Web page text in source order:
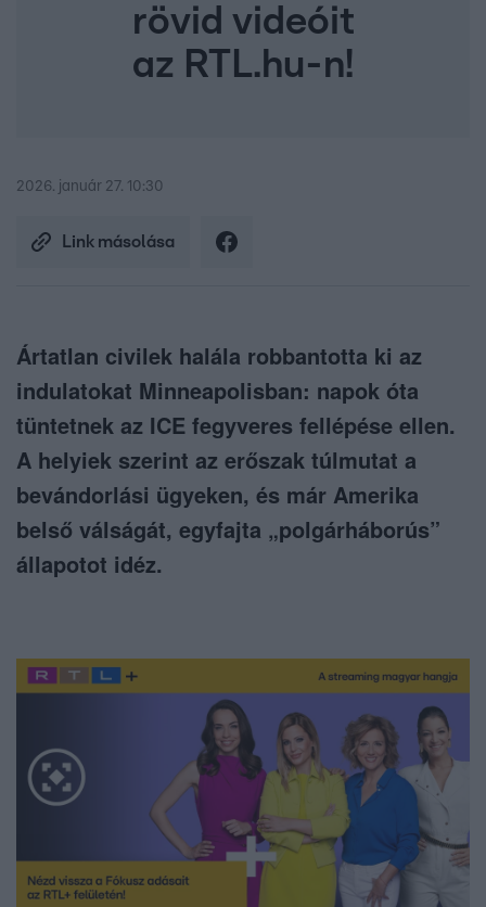
rövid videóit
az RTL.hu-n!
2026. január 27. 10:30
Link másolása
Ártatlan civilek halála robbantotta ki az
indulatokat Minneapolisban: napok óta
tüntetnek az ICE fegyveres fellépése ellen.
A helyiek szerint az erőszak túlmutat a
bevándorlási ügyeken, és már Amerika
belső válságát, egyfajta „polgárháborús”
állapotot idéz.